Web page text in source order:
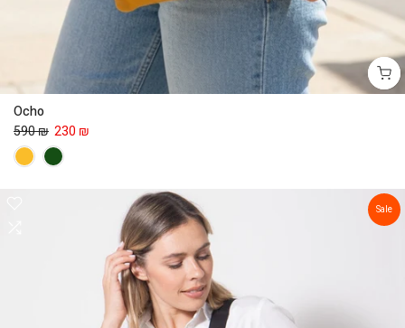
Ocho
590 ₪ 230 ₪
Sale